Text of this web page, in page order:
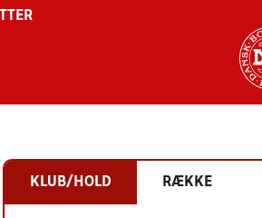
KLUB/HOLD RÆKKE